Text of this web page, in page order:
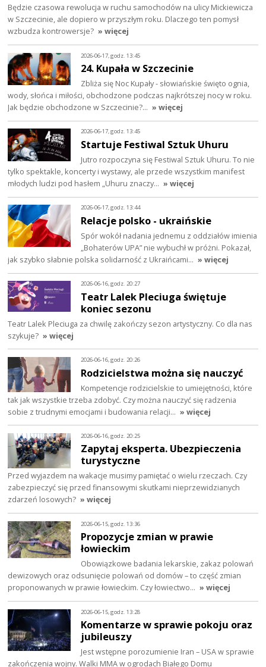
Będzie czasowa rewolucja w ruchu samochodów na ulicy Mickiewicza
w Szczecinie, ale dopiero w przyszłym roku. Dlaczego ten pomysł
wzbudza kontrowersje? » więcej
2026-06-17, godz. 13:45
24. Kupała w Szczecinie
Zbliża się Noc Kupały - słowiańskie święto ognia,
wody, słońca i miłości, obchodzone podczas najkrótszej nocy w roku.
Jak będzie obchodzone w Szczecinie?… » więcej
2026-06-17, godz. 13:45
Startuje Festiwal Sztuk Uhuru
Jutro rozpoczyna się Festiwal Sztuk Uhuru. To nie
tylko spektakle, koncerty i wystawy, ale przede wszystkim manifest
młodych ludzi pod hasłem „Uhuru znaczy… » więcej
2026-06-17, godz. 13:44
Relacje polsko - ukraińskie
Spór wokół nadania jednemu z oddziałów imienia
„Bohaterów UPA” nie wybuchł w próżni. Pokazał,
jak szybko słabnie polska solidarność z Ukraińcami… » więcej
2026-06-16, godz. 20:27
Teatr Lalek Pleciuga świętuje
koniec sezonu
Teatr Lalek Pleciuga za chwilę zakończy sezon artystyczny. Co dla nas
szykuje? » więcej
2026-06-16, godz. 20:26
Rodzicielstwa można się nauczyć
Kompetencje rodzicielskie to umiejętności, które
tak jak wszystkie trzeba zdobyć. Czy można nauczyć się radzenia
sobie z trudnymi emocjami i budowania relacji… » więcej
2026-06-16, godz. 20:25
Zapytaj eksperta. Ubezpieczenia
turystyczne
Przed wyjazdem na wakacje musimy pamiętać o wielu rzeczach. Czy
zabezpieczyć się przed finansowymi skutkami nieprzewidzianych
zdarzeń losowych? » więcej
2026-06-15, godz. 13:36
Propozycje zmian w prawie
łowieckim
Obowiązkowe badania lekarskie, zakaz polowań
dewizowych oraz odsunięcie polowań od domów – to część zmian
proponowanych w prawie łowieckim. Czy łowiectwo… » więcej
2026-06-15, godz. 13:28
Komentarze w sprawie pokoju oraz
jubileuszy
Jest wstępne porozumienie Iran – USA w sprawie
zakończenia wojny. Walki MMA w ogrodach Białego Domu